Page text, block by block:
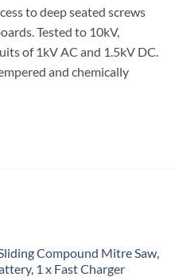
to deep seated screws
Tested to 10kV,
of 1kV AC and 1.5kV DC.
and chemically
Compound Mitre Saw,
1 x Fast Charger